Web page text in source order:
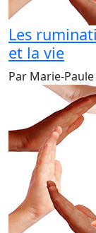
Les
et la vie
Par Marie-